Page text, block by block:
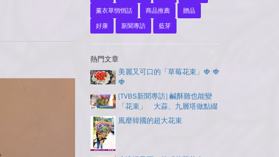
薰衣草悄悄話
商品推薦
贈品
好康
新聞專訪 藍芽
熱門文章
美麗又可口的「草莓花束」🍓 🍓
🍓
[TVBS新聞專訪] 鹹酥雞也能變
「花束」 大蒜、九層塔做點綴
風靡韓國的超大花束